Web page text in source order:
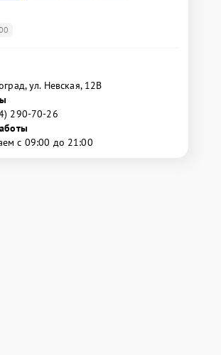
ул. Невская, 12В
290-70-26
с 09:00 до 21:00